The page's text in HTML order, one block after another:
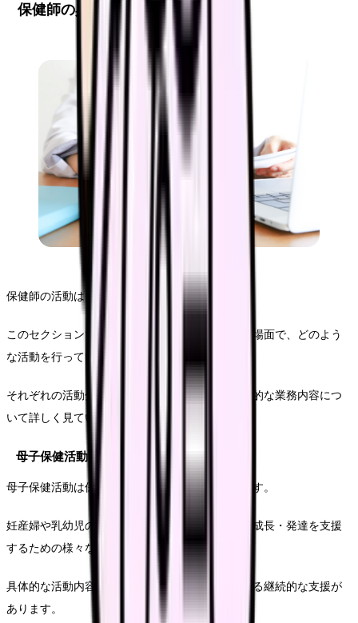
保健師の具体的な活動内容
保健師の活動は多岐にわたります。
このセクションでは、保健師が実際にどのような場面で、どのよう
な活動を行っているのかを具体的に解説します。
それぞれの活動分野における保健師の役割と具体的な業務内容につ
いて詳しく見ていきましょう。
母子保健活動
母子保健活動は保健師の重要な活動分野の一つです。
妊産婦や乳幼児の健康を守り、子どもの健やかな成長・発達を支援
するための様々な取り組みを行います。
具体的な活動内容としては、まず妊娠期から始まる継続的な支援が
あります。